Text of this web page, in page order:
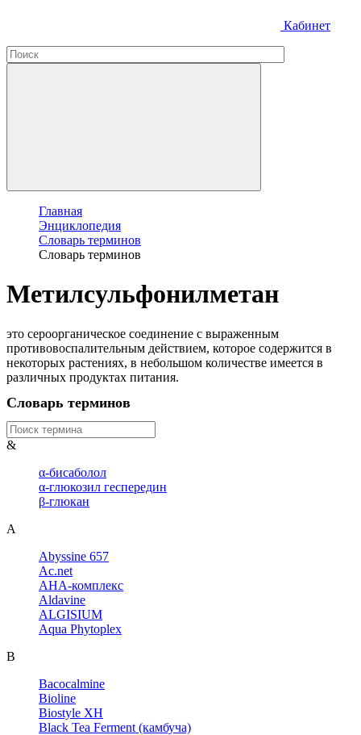
Кабинет
Главная
Энциклопедия
Словарь терминов
Словарь терминов
Метилсульфонилметан
это сероорганическое соединение с выраженным
противовоспалительным действием, которое содержится в
некоторых растениях, в небольшом количестве имеется в
различных продуктах питания.
Словарь терминов
&
α-бисаболол
α-глюкозил геспередин
β-глюкан
A
Abyssine 657
Ac.net
AHA-комплекс
Aldavine
ALGISIUM
Aqua Phytoplex
B
Bacocalmine
Bioline
Biostyle XH
Black Tea Ferment (камбуча)